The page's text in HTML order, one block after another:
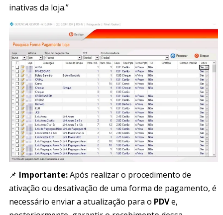
inativas da loja.”
📌 Importante:Após realizar o procedimento de
ativação ou desativação de uma forma de pagamento, é
necessário enviar a atualização para o PDVe,